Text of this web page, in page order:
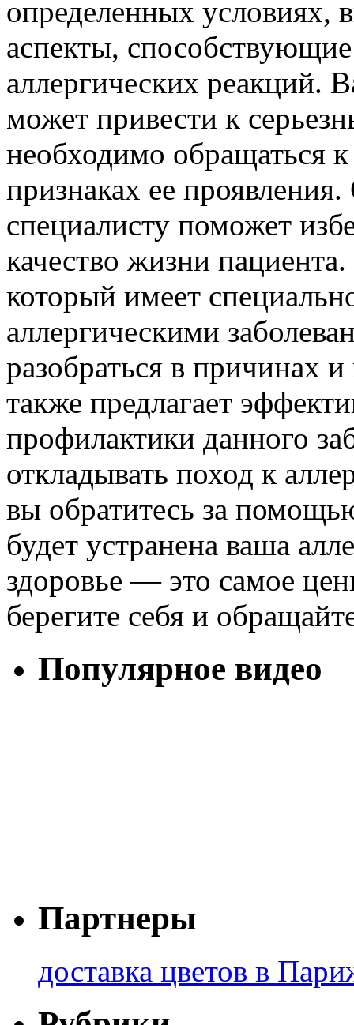
определенных условиях,
аспекты,
аллергических реакций.
может привести к
необходимо обращаться
признаках ее
специалисту поможет
качество жизни
который имеет
аллергическими
разобраться в причинах
также предлагает
профилактики данного
откладывать поход к
вы обратитесь за
будет устранена ваша
здоровье — это самое
берегите себя и
Популярное видео
Партнеры
доставка цветов в